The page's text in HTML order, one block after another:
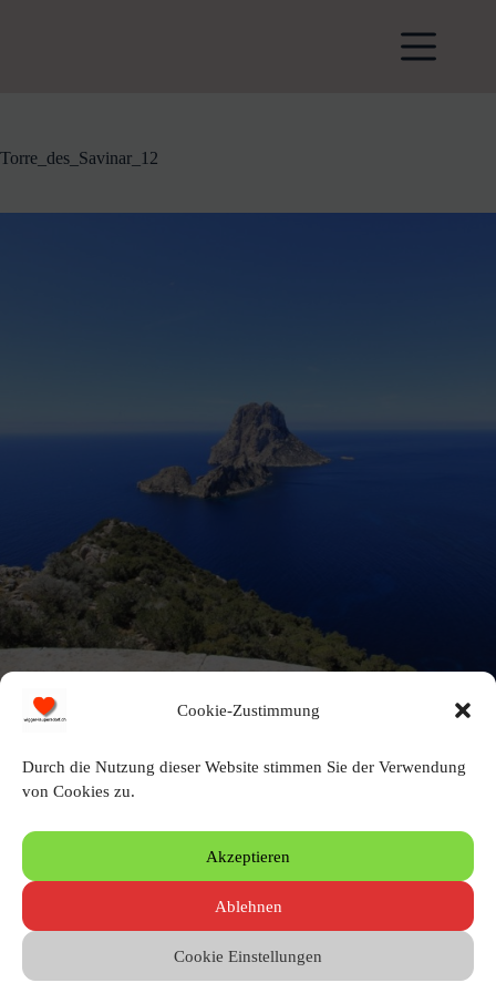
Cookie-Zustimmung
Durch die Nutzung dieser Website stimmen Sie der Verwendung
von Cookies zu.
Akzeptieren
Ablehnen
Cookie Einstellungen
Torre_des_Savinar_12
Blick vom Torre d'es Savinar
Schreibe einen Kommentar
Du musst angemeldet sein, um einen Kommentar zu erstellen.
© 2010 – 2026 by Heinz Wigger